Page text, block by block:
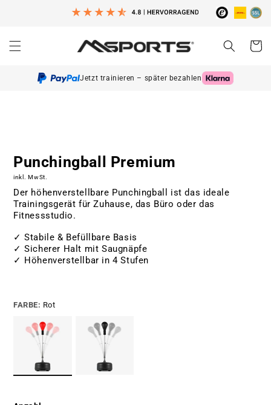
Jetzt trainieren – später bezahlen
Punchingball Premium
inkl. MwSt.
Der höhenverstellbare Punchingball ist das ideale
Trainingsgerät für Zuhause, das Büro oder das
Fitnessstudio.
✓Stabile & Befüllbare Basis
✓Sicherer Halt mit Saugnäpfe
✓ Höhenverstellbar in 4 Stufen
FARBE: Rot